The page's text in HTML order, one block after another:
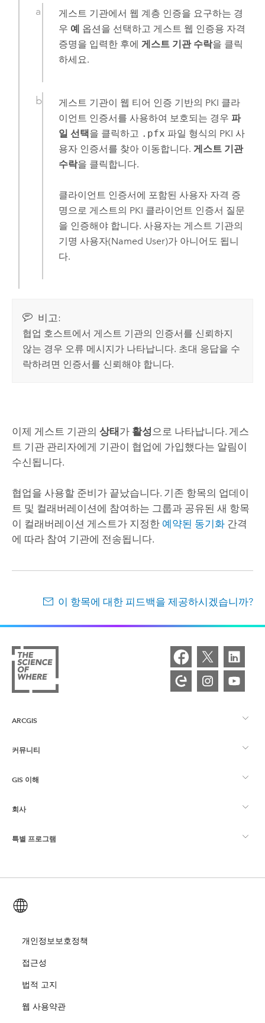
게스트 기관에서 웹 계층 인증을 요구하는 경
우 예 옵션을 선택하고 게스트 웹 인증용 자격
증명을 입력한 후에게스트 기관 수락을 클릭
하세요.
게스트 기관이 웹 티어 인증 기반의 PKI 클라
이언트 인증서를 사용하여 보호되는 경우 파
일 선택을 클릭하고 .pfx 파일 형식의 PKI 사
용자 인증서를 찾아 이동합니다.게스트 기관
수락을 클릭합니다.
클라이언트 인증서에 포함된 사용자 자격 증
명으로 게스트의 PKI 클라이언트 인증서 질문
을 인증해야 합니다. 사용자는 게스트 기관의
기명 사용자(Named User)가 아니어도 됩니
다.
비고:
협업 호스트에서 게스트 기관의 인증서를 신뢰하지
않는 경우 오류 메시지가 나타납니다. 초대 응답을 수
락하려면 인증서를 신뢰해야 합니다.
이제 게스트 기관의 상태가 활성 으로 나타납니다. 게스
트 기관 관리자에게 기관이 협업에 가입했다는 알림이
수신됩니다.
협업을 사용할 준비가 끝났습니다. 기존 항목의 업데이
트 및 컬래버레이션에 참여하는 그룹과 공유된 새 항목
이 컬래버레이션 게스트가 지정한 예약된 동기화간격
에 따라 참여 기관에 전송됩니다.
이 항목에 대한 피드백을 제공하시겠습니까?
ARCGIS
ArcGIS Overview
Esri 스토어
커뮤니티
Esri 커뮤니티
ArcGIS Blog
Esri Young Professionals Network
이벤트
GIS 이해
GIS란?
로케이션 인텔리전스
교육
ArcUser
ArcNews
Esri 보도
회사
Esri 정보
채용
오픈 비전
기업윤리강령
특별 프로그램
ArcGIS for Student Use
보존
재난 대응
교육
개인정보보호정책
접근성
법적 고지
웹 사용약관